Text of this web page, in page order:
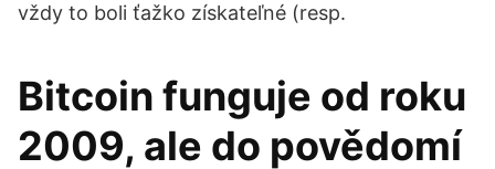
vždy to boli ťažko získateľné (resp.
Bitcoin funguje od roku
2009, ale do povědomí